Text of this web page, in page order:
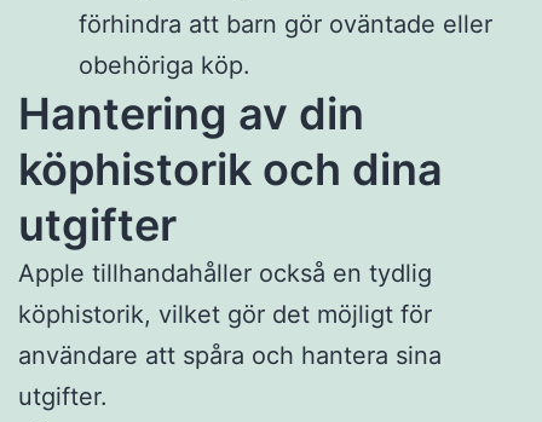
förhindra att barn gör oväntade eller
obehöriga köp.
Hantering av din
köphistorik och dina
utgifter
Apple tillhandahåller också en tydlig
köphistorik, vilket gör det möjligt för
användare att spåra och hantera sina
utgifter.